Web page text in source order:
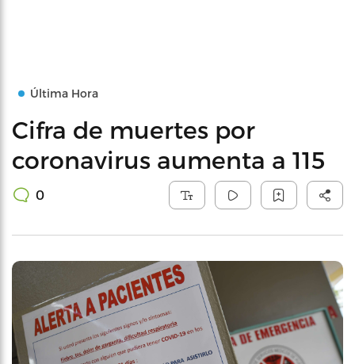
Última Hora
Cifra de muertes por
coronavirus aumenta a 115
0